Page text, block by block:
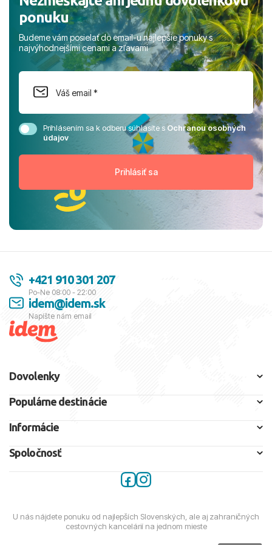
ponuku
Budeme vám posielať do email-u najlepšie ponuky s
najvýhodnejšími cenami a zľavami
Prihlásením sa k odberu súhlasíte sOchranou osobných
údajov
+421 910 301 207
Po-Ne 08:00 - 22:00
idem@idem.sk
Napíšte nám email
Dovolenky
Populárne destinácie
Informácie
Spoločnosť
U nás nájdete ponuku od najlepších Slovenských, ale aj zahraničných
cestovných kancelárií na jednom mieste